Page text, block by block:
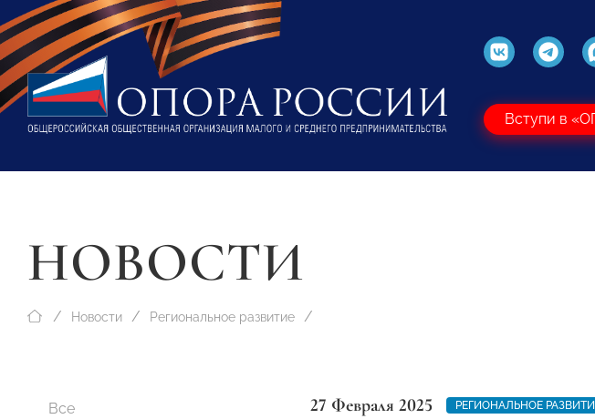
Вступи в
НОВОСТИ
Новости Региональное развитие
Все
27 Февраля 2025
РЕГИОНАЛЬНОЕ